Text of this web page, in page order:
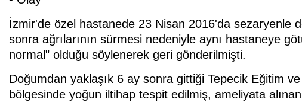
İzmir'de özel hastanede 23 Nisan 2016'da sezaryenle
sonra ağrılarının sürmesi nedeniyle aynı hastaneye
normal" olduğu söylenerek geri gönderilmişti.
Doğumdan yaklaşık 6 ay sonra gittiği Tepecik Eğitim
bölgesinde yoğun iltihap tespit edilmiş, ameliyata